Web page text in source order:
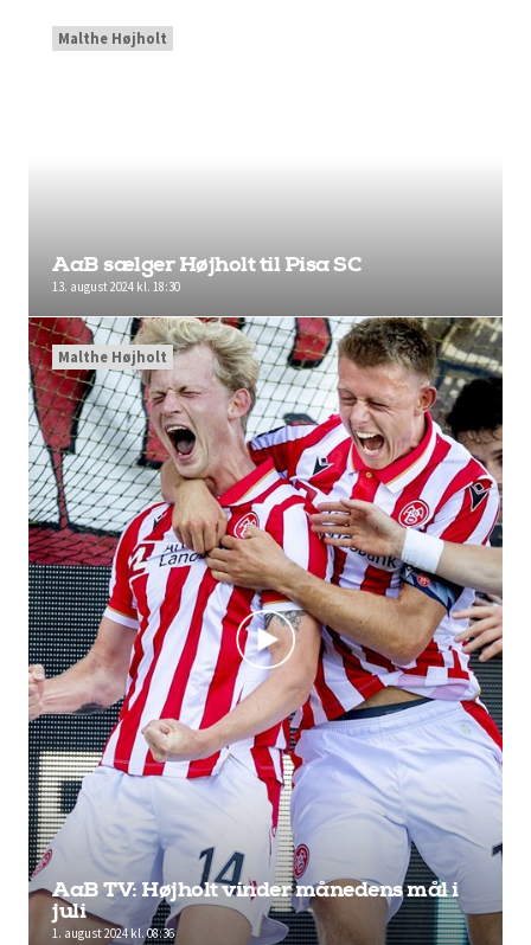
AaB sælger Højholt til Pisa SC
13. august 2024 kl. 18:30
Malthe Højholt
AaB TV: Højholt vinder månedens mål i
juli
1. august 2024 kl. 08:36
Malthe Højholt